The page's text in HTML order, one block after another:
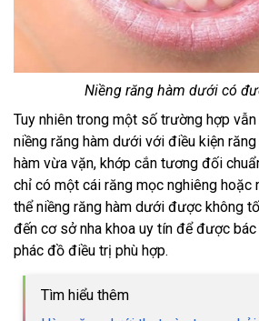
Niềng răng hàm dưới có
Tuy nhiên trong một số trường hợp
niềng răng hàm dưới với điều kiện
hàm vừa vặn, khớp cắn tương đối
chỉ có một cái răng mọc nghiêng hoặc
thể niềng răng hàm dưới được không
đến cơ sở nha khoa uy tín để được
phác đồ điều trị phù hợp.
Tìm hiểu thêm